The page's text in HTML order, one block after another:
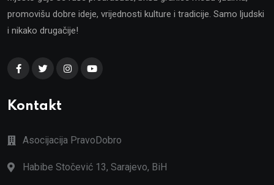
promovišu dobre ideje, vrijednosti kulture i tradicije. Samo ljudski
i nikako drugačije!
Kontakt
Asocijacija PravoDobro
Habibe Stočević 13, Sarajevo, BiH